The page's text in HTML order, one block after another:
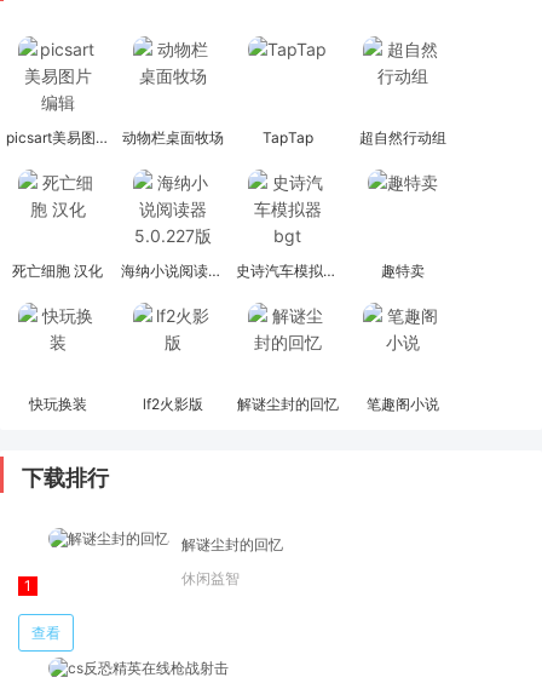
picsart美易图片编辑 动物栏桌面牧场 TapTap 超自然行动组
死亡细胞 汉化 海纳小说阅读器 5.0.227版 史诗汽车模拟器bgt 趣特卖
快玩换装 lf2火影版 解谜尘封的回忆 笔趣阁小说
下载排行
解谜尘封的回忆
休闲益智
查看